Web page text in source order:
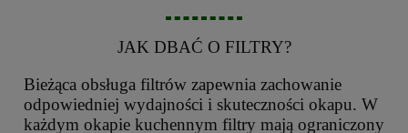
JAK DBAĆ O FILTRY?
Bieżąca obsługa filtrów zapewnia zachowanie
odpowiedniej wydajności i skuteczności okapu. W
każdym okapie kuchennym filtry mają ograniczony